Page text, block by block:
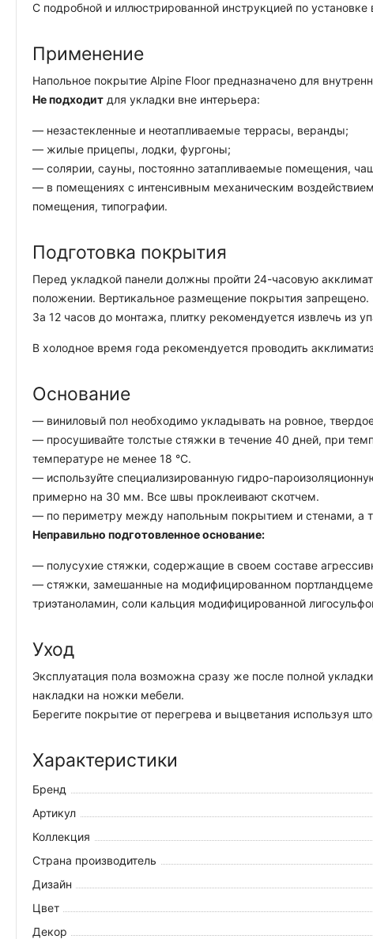
С подробной и иллюстрированной инструкцией по
Применение
Напольное покрытие Alpine Floor предназначено для
Не подходит для укладки вне интерьера:
— незастекленные и неотапливаемые террасы, веранды;
— жилые прицепы, лодки, фургоны;
— солярии, сауны, постоянно затапливаемые помещения,
— в помещениях с интенсивным механическим
помещения, типографии.
Подготовка покрытия
Перед укладкой панели должны пройти 24-часовую
положении. Вертикальное размещение покрытия запрещено.
За 12 часов до монтажа, плитку рекомендуется извлечь из
В холодное время года рекомендуется проводить
Основание
— виниловый пол необходимо укладывать на ровное,
— просушивайте толстые стяжки в течение 40 дней, при
температуре не менее 18 °C.
— используйте специализированную гидро-
примерно на 30 мм. Все швы проклеивают скотчем.
— по периметру между напольным покрытием и стенами, а
Неправильно подготовленное основание:
— полусухие стяжки, содержащие в своем составе
— стяжки, замешанные на модифицированном
триэтаноламин, соли кальция модифицированной
Уход
Эксплуатация пола возможна сразу же после полной
накладки на ножки мебели.
Берегите покрытие от перегрева и выцветания используя
Характеристики
Бренд
Артикул
Коллекция
Страна производитель
Дизайн
Цвет
Декор